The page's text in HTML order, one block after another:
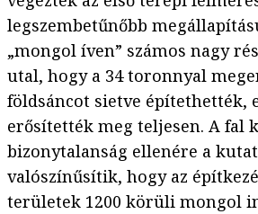
legszembetűnőbb
„mongol íven” számos nagy
utal, hogy a 34 toronnyal
földsáncot sietve építethették,
erősítették meg teljesen. A fal
bizonytalanság ellenére a
valószínűsítik, hogy az
területek 1200 körüli mongol